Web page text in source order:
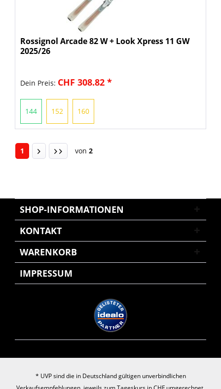
Rossignol Arcade 82 W + Look Xpress 11 GW
2025/26
Dein Preis: CHF 308.82 *
144 152 160
1 von 2
SHOP-INFORMATIONEN
KONTAKT
WARENKORB
IMPRESSUM
* UVP sind die in Deutschland gültigen unverbindlichen